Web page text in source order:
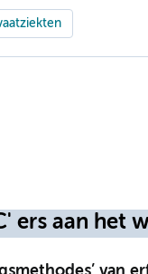
ers aan het